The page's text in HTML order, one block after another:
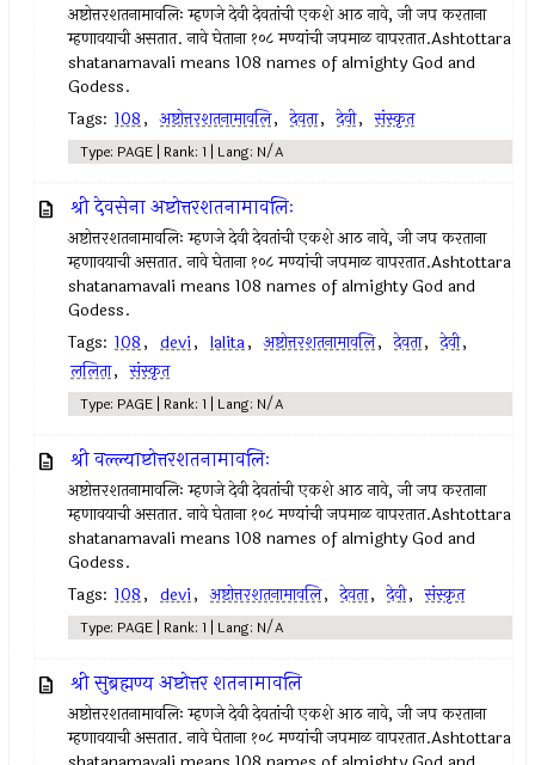
अष्टोत्तरशतनामावलिः म्हणजे देवी देवतांची एकशे आठ नावे, जी जप करताना
म्हणावयाची असतात. नावे घेताना १०८ मण्यांची जपमाळ वापरतात.Ashtottara
shatanamavali means 108 names of almighty God and
Godess.
Tags: 108, अष्टोत्तरशतनामावलि, देवता, देवी, संस्कृत
Type: PAGE | Rank: 1 | Lang: N/A
श्री देवसेना अष्टोत्तरशतनामावलिः
अष्टोत्तरशतनामावलिः म्हणजे देवी देवतांची एकशे आठ नावे, जी जप करताना
म्हणावयाची असतात. नावे घेताना १०८ मण्यांची जपमाळ वापरतात.Ashtottara
shatanamavali means 108 names of almighty God and
Godess.
Tags: 108, devi, lalita, अष्टोत्तरशतनामावलि, देवता, देवी,
ललिता, संस्कृत
Type: PAGE | Rank: 1 | Lang: N/A
श्री वल्ल्याष्टोत्तरशतनामावलिः
अष्टोत्तरशतनामावलिः म्हणजे देवी देवतांची एकशे आठ नावे, जी जप करताना
म्हणावयाची असतात. नावे घेताना १०८ मण्यांची जपमाळ वापरतात.Ashtottara
shatanamavali means 108 names of almighty God and
Godess.
Tags: 108, devi, अष्टोत्तरशतनामावलि, देवता, देवी, संस्कृत
Type: PAGE | Rank: 1 | Lang: N/A
श्री सुब्रह्मण्य अष्टोत्तर शतनामावलि
अष्टोत्तरशतनामावलिः म्हणजे देवी देवतांची एकशे आठ नावे, जी जप करताना
म्हणावयाची असतात. नावे घेताना १०८ मण्यांची जपमाळ वापरतात.Ashtottara